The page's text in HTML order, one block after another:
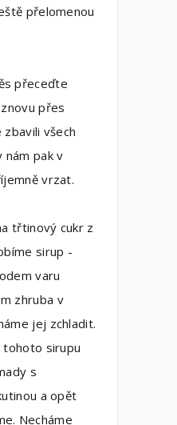
přelomenou
přeceďte
přes
všech
nám pak v
vrzat.
třtinový cukr z
sirup -
varu
zhruba v
jej zchladit.
tohoto sirupu
s
a opět
Necháme